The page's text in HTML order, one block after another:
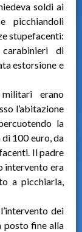
soldi ai
picchiandoli
stupefacenti:
di
estorsione e
erano
l’abitazione
la
100 euro, da
Il padre
intervento era
a picchiarla,
dei
posto fine alla